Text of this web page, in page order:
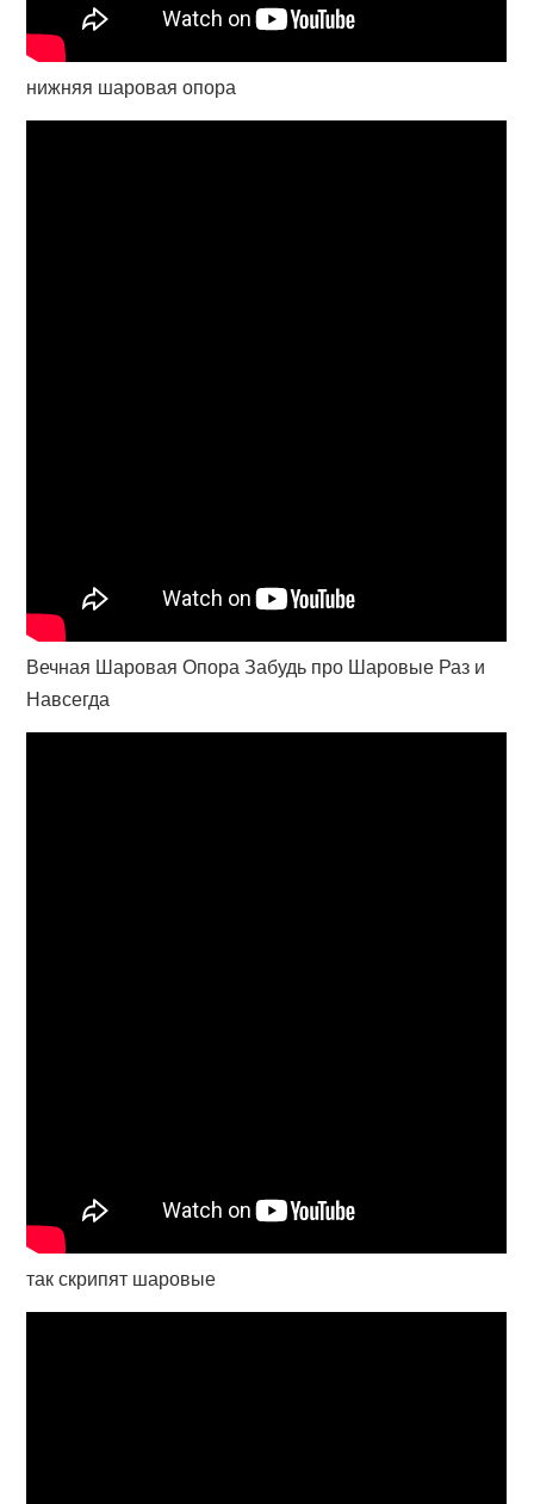
нижняя шаровая опора
Вечная Шаровая Опора Забудь про Шаровые Раз и
Навсегда
так скрипят шаровые